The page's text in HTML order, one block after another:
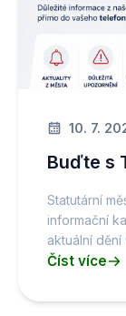
10. 7.
Buďte s
Statutární
informační
aktuální dění
Číst více